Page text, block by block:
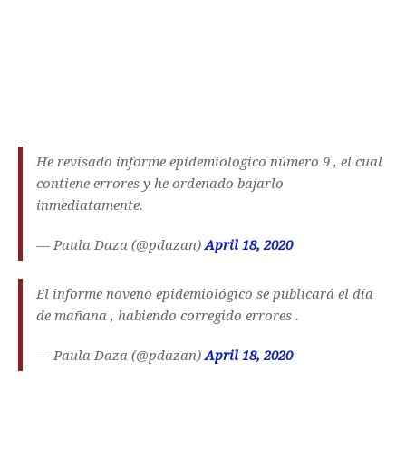
He revisado informe epidemiologico número 9 , el cual
contiene errores y he ordenado bajarlo
inmediatamente.
— Paula Daza (@pdazan)April 18, 2020
El informe noveno epidemiológico se publicará el día
de mañana , habiendo corregido errores .
— Paula Daza (@pdazan)April 18, 2020